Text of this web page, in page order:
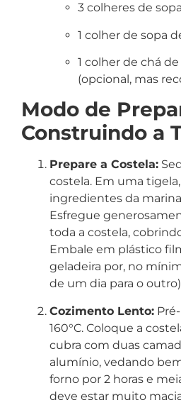
3 colheres de
1 colher de sopa
1 colher de chá
(opcional, mas
Modo de
Construindo a
Prepare a Costela:
costela. Em uma
ingredientes da
Esfregue
toda a costela,
Embale em plástico
geladeira por, no
de um dia para o
Cozimento Lento:
160°C. Coloque a
cubra com duas
alumínio, vedando
forno por 2 horas e
deve estar muito